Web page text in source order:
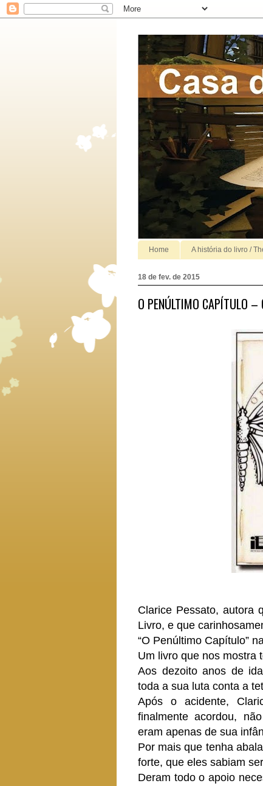
Home A história do livro /
18 de fev. de 2015
O PENÚLTIMO CAPÍTULO
Clarice Pessato, autora
Livro, e que
“O Penúltimo Capítulo”
Um livro que nos mostra
Aos dezoito anos de
toda a sua luta conta a
Após o acidente,
finalmente acordou,
eram apenas de sua
Por mais que tenha
forte, que eles sabiam
Deram todo o apoio